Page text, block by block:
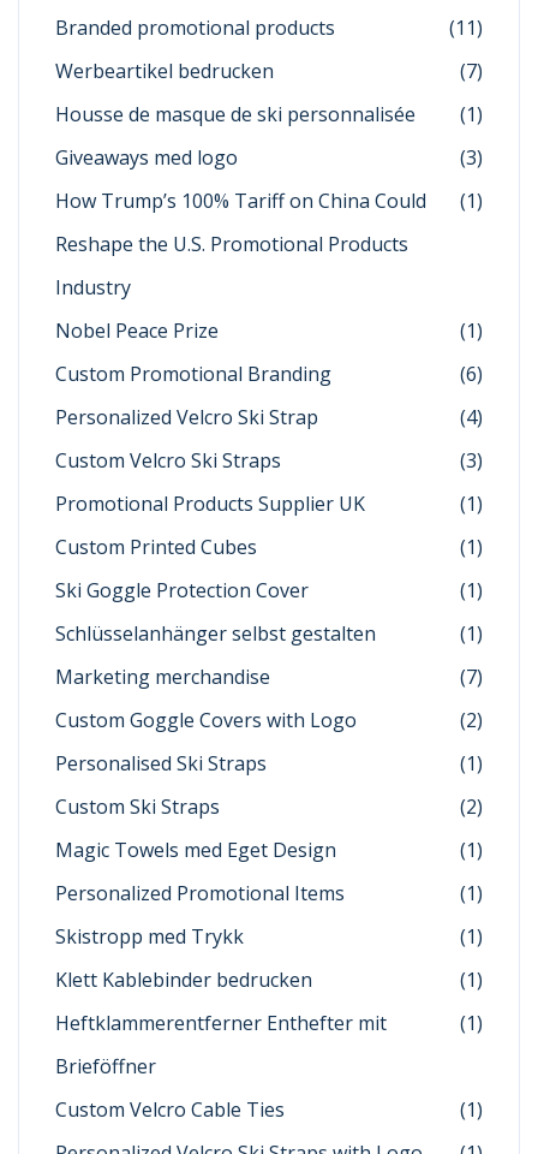
Branded promotional products
(11)
Werbeartikel bedrucken
(7)
Housse de masque de ski personnalisée
(1)
Giveaways med logo
(3)
How Trump’s 100% Tariff on China Could
Reshape the U.S. Promotional Products
Industry
(1)
Nobel Peace Prize
(1)
Custom Promotional Branding
(6)
Personalized Velcro Ski Strap
(4)
Custom Velcro Ski Straps
(3)
Promotional Products Supplier UK
(1)
Custom Printed Cubes
(1)
Ski Goggle Protection Cover
(1)
Schlüsselanhänger selbst gestalten
(1)
Marketing merchandise
(7)
Custom Goggle Covers with Logo
(2)
Personalised Ski Straps
(1)
Custom Ski Straps
(2)
Magic Towels med Eget Design
(1)
Personalized Promotional Items
(1)
Skistropp med Trykk
(1)
Klett Kablebinder bedrucken
(1)
Heftklammerentferner Enthefter mit
Brieföffner
(1)
Custom Velcro Cable Ties
(1)